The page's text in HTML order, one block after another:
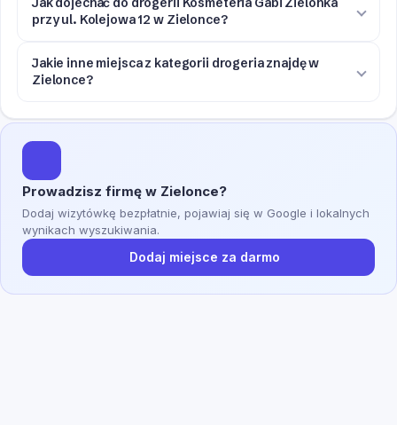
przy ul. Kolejowa 12 w Zielonce?
Jakie inne miejsca z kategorii drogeria znajdę w
Zielonce?
Prowadzisz firmę w Zielonce?
Dodaj wizytówkę bezpłatnie, pojawiaj się w Google i lokalnych
wynikach wyszukiwania.
Dodaj miejsce za darmo